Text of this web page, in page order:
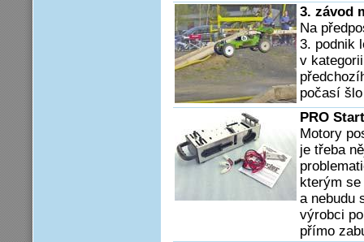
3. závod
Na
3. podnik
v
počasí
PRO
Motory
je třeba
kterým
a nebudu
výrobci
přímo